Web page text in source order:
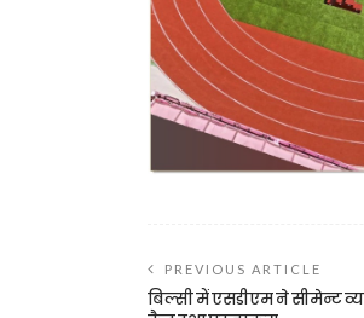
PREVIOUS ARTICLE
बिल्सी में एसडीएम ने सीमेन्ट